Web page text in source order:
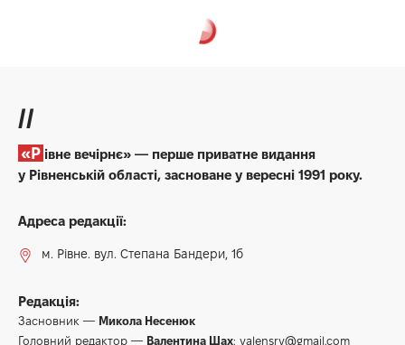
//
«Рівне вечірнє» — перше приватне видання
у Рівненській області, засноване у вересні 1991 року.
Адреса редакції:
м. Рівне. вул. Степана Бандери, 1б
Редакція:
Засновник — Микола Несенюк
Головний редактор — Валентина Шах: valensrv@gmail.com